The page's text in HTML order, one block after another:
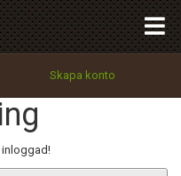
Skapa konto
inloggad!
Tillbaka till förstasidan